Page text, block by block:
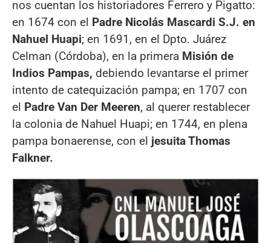
nos cuentan los historiadores Ferrero y Pigatto:
en 1674 con el Padre Nicolás Mascardi S.J. en
Nahuel Huapi; en 1691, en el Dpto. Juárez
Celman (Córdoba), en la primera Misión de
Indios Pampas, debiendo levantarse el primer
intento de catequización pampa; en 1707 con
el Padre Van Der Meeren, al querer restablecer
la colonia de Nahuel Huapi; en 1744, en plena
pampa bonaerense, con el jesuita Thomas
Falkner.